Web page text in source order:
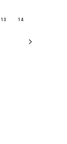
13 14